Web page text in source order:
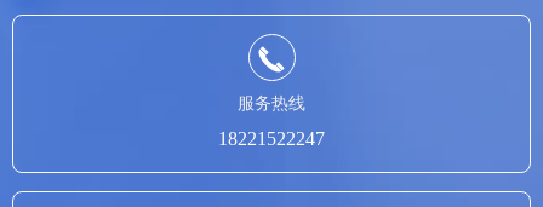
服务热线
18221522247